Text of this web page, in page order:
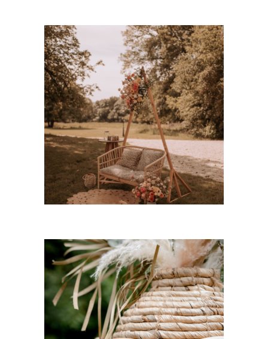
Banquette Rotin « Jérôme »
35,00€
Jarre bambou petite